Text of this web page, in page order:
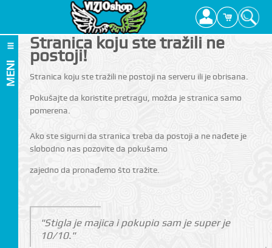
MENI
Stranica koju ste tražili ne
postoji!
Stranica koju ste tražili ne postoji na serveru ili je obrisana.
Pokušajte da koristite pretragu, možda je stranica samo
pomerena.
Ako ste sigurni da stranica treba da postoji a ne nađete je
slobodno nas pozovite da pokušamo
zajedno da pronađemo što tražite.
"Stigla je majica i pokupio sam je super je
10/10."